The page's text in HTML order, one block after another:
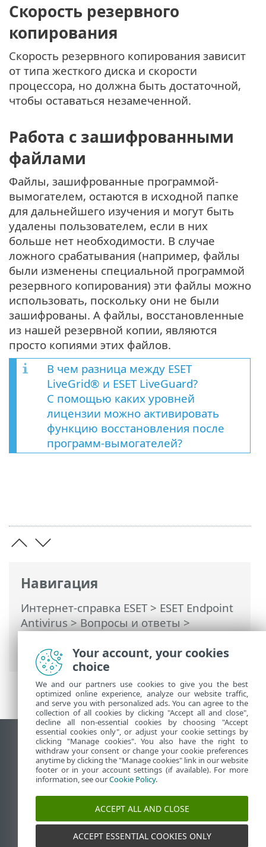
Навигация
Интернет-справка ESET> ESET Endpoint
Antivirus>Вопросы и ответы>
вымогателей
Скорость резервного
копирования
Скорость резервного копирования зависит
от типа жесткого диска и скорости
процессора, но должна быть достаточной,
чтобы оставаться незамеченной.
Работа с зашифрованными
файлами
Файлы, зашифрованные программой-
вымогателем, остаются в исходной папке
для дальнейшего изучения и могут быть
удалены пользователем, если в них
больше нет необходимости. В случае
ложного срабатывания (например, файлы
были изменены специальной программой
резервного копирования) эти файлы можно
использовать, поскольку они не были
зашифрованы. А файлы, восстановленные
из нашей резервной копии, являются
просто копиями этих файлов.
В чем разница между ESET
LiveGrid® и ESET LiveGuard?
С помощью каких уровней
лицензии можно активировать
функцию восстановления после
программ-вымогателей?
Использовать сайт для ПК
End of Life
База знаний ESET
ESET Status Portal
Региональная поддержка
Your account, your cookies
choice
We and our partners use cookies to give you the best
optimized online experience, analyze our website traffic,
and serve you with personalized ads. You can agree to the
collection of all cookies by clicking "Accept all and close",
decline all non-essential cookies by choosing "Accept
essential cookies only", or adjust your cookie settings by
clicking "Manage cookies". You also have the right to
withdraw your consent or change your cookie preferences
anytime by clicking the "Manage cookies" link in our website
footer or in your account settings (if available). For more
information, see ourCookie Policy.
ACCEPT ALL AND CLOSE
ACCEPT ESSENTIAL COOKIES ONLY